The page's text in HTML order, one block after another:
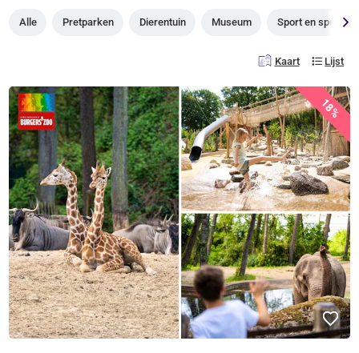
Alle Pretparken Dierentuin Museum Sport en spel
Kaart Lijst
18%